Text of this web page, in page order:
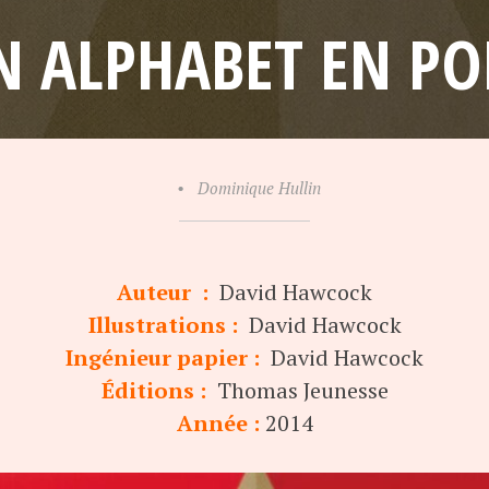
ALPHABET EN
• Dominique Hullin
Auteur : David Hawcock
Illustrations : David Hawcock
Ingénieur papier : David Hawcock
Éditions : Thomas Jeunesse
Année : 2014